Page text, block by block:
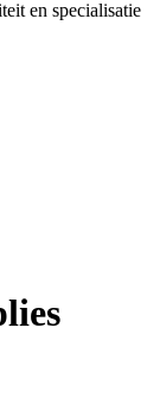
en specialisatie